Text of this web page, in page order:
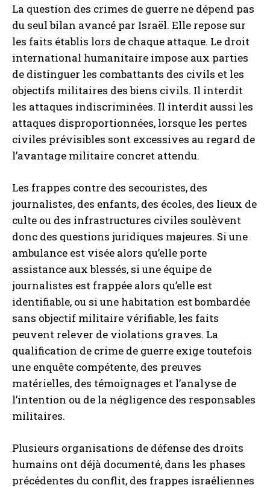
La question des crimes de guerre ne dépend pas
du seul bilan avancé par Israël. Elle repose sur
les faits établis lors de chaque attaque. Le droit
international humanitaire impose aux parties
de distinguer les combattants des civils et les
objectifs militaires des biens civils. Il interdit
les attaques indiscriminées. Il interdit aussi les
attaques disproportionnées, lorsque les pertes
civiles prévisibles sont excessives au regard de
l’avantage militaire concret attendu.
Les frappes contre des secouristes, des
journalistes, des enfants, des écoles, des lieux de
culte ou des infrastructures civiles soulèvent
donc des questions juridiques majeures. Si une
ambulance est visée alors qu’elle porte
assistance aux blessés, si une équipe de
journalistes est frappée alors qu’elle est
identifiable, ou si une habitation est bombardée
sans objectif militaire vérifiable, les faits
peuvent relever de violations graves. La
qualification de crime de guerre exige toutefois
une enquête compétente, des preuves
matérielles, des témoignages et l’analyse de
l’intention ou de la négligence des responsables
militaires.
Plusieurs organisations de défense des droits
humains ont déjà documenté, dans les phases
précédentes du conflit, des frappes israéliennes